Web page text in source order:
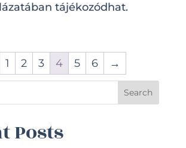
tájékozódhat.
1 2 3 4 5 6 →
Search
Posts